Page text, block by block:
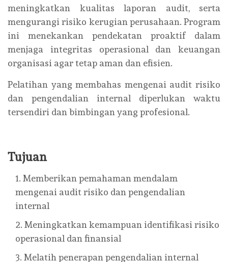
meningkatkan kualitas laporan audit, serta
mengurangi risiko kerugian perusahaan. Program
ini menekankan pendekatan proaktif dalam
menjaga integritas operasional dan keuangan
organisasi agar tetap aman dan efisien.
Pelatihan yang membahas mengenai audit risiko
dan pengendalian internal diperlukan waktu
tersendiri dan bimbingan yang profesional.
Tujuan
Memberikan pemahaman mendalam
mengenai audit risiko dan pengendalian
internal
Meningkatkan kemampuan identifikasi risiko
operasional dan finansial
Melatih penerapan pengendalian internal